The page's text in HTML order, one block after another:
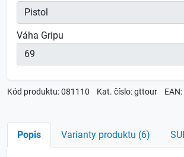
Váha Gripu
Kód produktu: 081110 Kat. číslo: gttour
Popis Varianty produktu (6)